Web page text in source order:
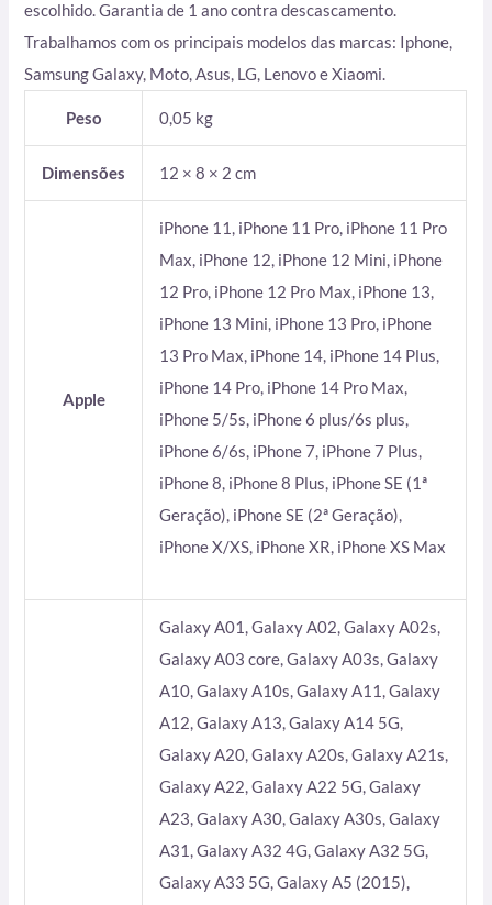
escolhido. Garantia de 1 ano contra descascamento.
Trabalhamos com os principais modelos das marcas: Iphone,
Samsung Galaxy, Moto, Asus, LG, Lenovo e Xiaomi.
Peso 0,05 kg
Dimensões 12 × 8 × 2 cm
Apple
iPhone 11, iPhone 11 Pro, iPhone 11 Pro
Max, iPhone 12, iPhone 12 Mini, iPhone
12 Pro, iPhone 12 Pro Max, iPhone 13,
iPhone 13 Mini, iPhone 13 Pro, iPhone
13 Pro Max, iPhone 14, iPhone 14 Plus,
iPhone 14 Pro, iPhone 14 Pro Max,
iPhone 5/5s, iPhone 6 plus/6s plus,
iPhone 6/6s, iPhone 7, iPhone 7 Plus,
iPhone 8, iPhone 8 Plus, iPhone SE (1ª
Geração), iPhone SE (2ª Geração),
iPhone X/XS, iPhone XR, iPhone XS Max
Galaxy A01, Galaxy A02, Galaxy A02s,
Galaxy A03 core, Galaxy A03s, Galaxy
A10, Galaxy A10s, Galaxy A11, Galaxy
A12, Galaxy A13, Galaxy A14 5G,
Galaxy A20, Galaxy A20s, Galaxy A21s,
Galaxy A22, Galaxy A22 5G, Galaxy
A23, Galaxy A30, Galaxy A30s, Galaxy
A31, Galaxy A32 4G, Galaxy A32 5G,
Galaxy A33 5G, Galaxy A5 (2015),